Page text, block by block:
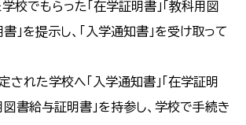
校でもらった「在学証明書」「教科用図
」を提示し、「入学通知書」を受け取って
された学校へ「入学通知書」「在学証明
図書給与証明書」を持参し、学校で手続き